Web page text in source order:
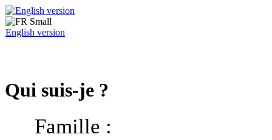
English version
Qui suis-je ?
Famille :